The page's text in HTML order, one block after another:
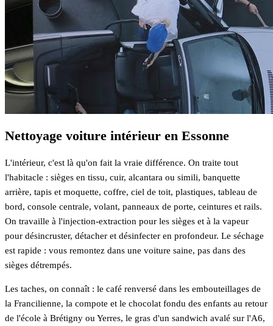
Nettoyage voiture intérieur en Essonne
L'intérieur, c'est là qu'on fait la vraie différence. On traite tout
l'habitacle : sièges en tissu, cuir, alcantara ou simili, banquette
arrière, tapis et moquette, coffre, ciel de toit, plastiques, tableau de
bord, console centrale, volant, panneaux de porte, ceintures et rails.
On travaille à l'injection-extraction pour les sièges et à la vapeur
pour désincruster, détacher et désinfecter en profondeur. Le séchage
est rapide : vous remontez dans une voiture saine, pas dans des
sièges détrempés.
Les taches, on connaît : le café renversé dans les embouteillages de
la Francilienne, la compote et le chocolat fondu des enfants au retour
de l'école à Brétigny ou Yerres, le gras d'un sandwich avalé sur l'A6,